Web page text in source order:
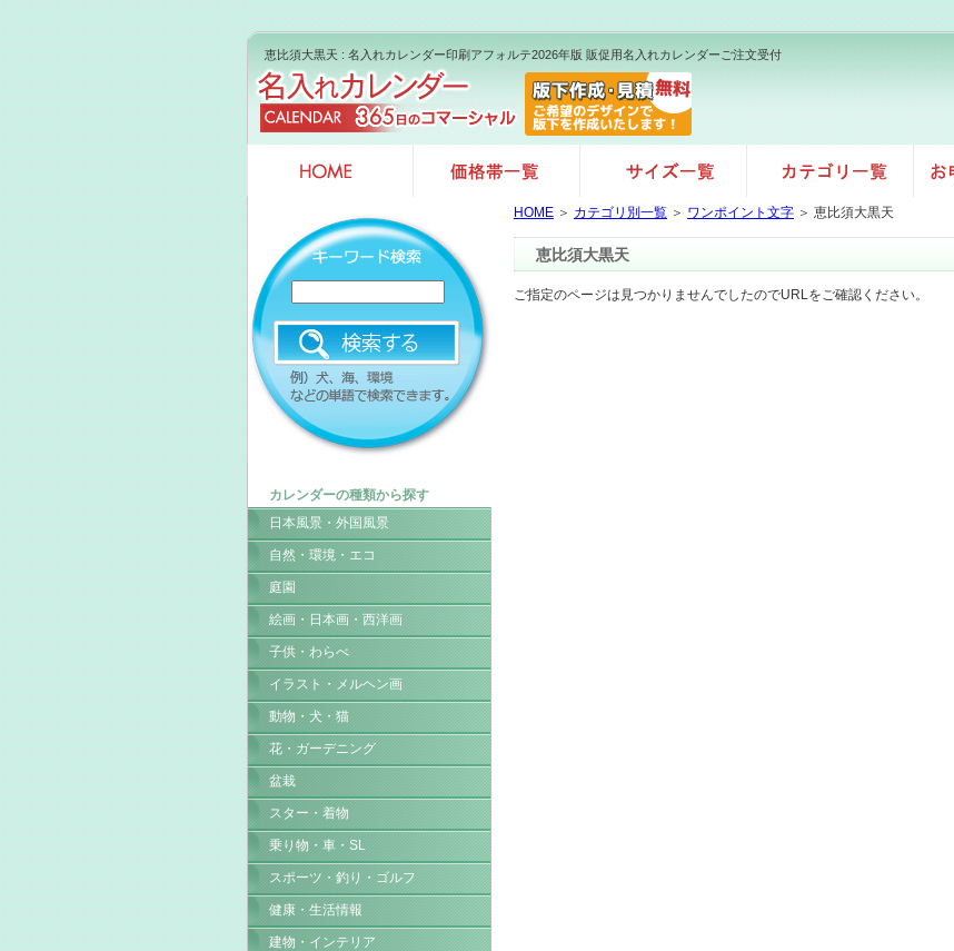
恵比須大黒天 : 名入れカレンダー印刷アフォルテ2026年版 販促用名入れカレンダーご注文受付
カレンダーの種類から探す
日本風景・外国風景
自然・環境・エコ
庭園
絵画・日本画・西洋画
子供・わらべ
イラスト・メルヘン画
動物・犬・猫
花・ガーデニング
盆栽
スター・着物
乗り物・車・SL
スポーツ・釣り・ゴルフ
健康・生活情報
建物・インテリア
HOME ＞ カテゴリ別一覧 ＞ ワンポイント文字 ＞ 恵比須大黒天
恵比須大黒天
ご指定のページは見つかりませんでしたのでURLをご確認ください。